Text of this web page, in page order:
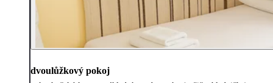
dvoulůžkový pokoj